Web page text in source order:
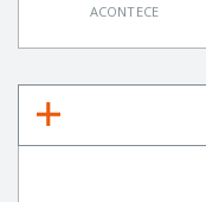
ACONTECE